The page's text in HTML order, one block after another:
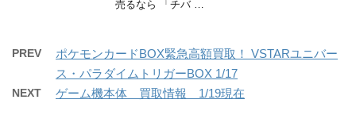
売るなら 「チバ …
PREV
ポケモンカードBOX緊急高額買取！ VSTARユニバー
ス・パラダイムトリガーBOX 1/17
NEXT ゲーム機本体 買取情報 1/19現在